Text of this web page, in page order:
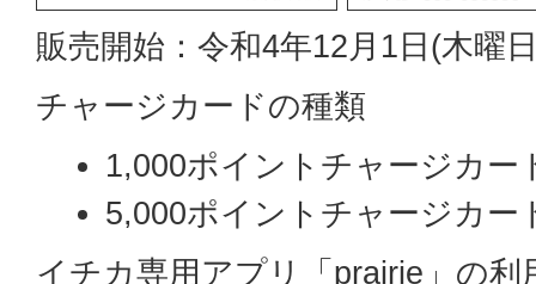
販売開始：令和4年12月1日(木曜
チャージカードの種類
1,000ポイントチャージカー
5,000ポイントチャージカー
イチカ専用アプリ「prairie」の